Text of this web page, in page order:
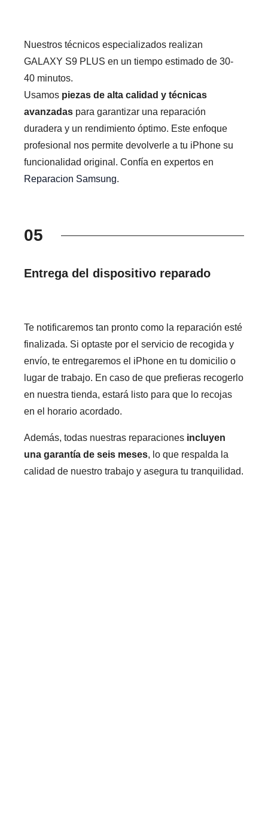
Nuestros técnicos especializados realizan
GALAXY S9 PLUS en un tiempo estimado de 30-
40 minutos.
Usamos piezas de alta calidad y técnicas
avanzadas para garantizar una reparación
duradera y un rendimiento óptimo. Este enfoque
profesional nos permite devolverle a tu iPhone su
funcionalidad original. Confía en expertos en
Reparacion Samsung.
05
Entrega del dispositivo reparado
Te notificaremos tan pronto como la reparación esté
finalizada. Si optaste por el servicio de recogida y
envío, te entregaremos el iPhone en tu domicilio o
lugar de trabajo. En caso de que prefieras recogerlo
en nuestra tienda, estará listo para que lo recojas
en el horario acordado.
Además, todas nuestras reparaciones incluyen
una garantía de seis meses, lo que respalda la
calidad de nuestro trabajo y asegura tu tranquilidad.